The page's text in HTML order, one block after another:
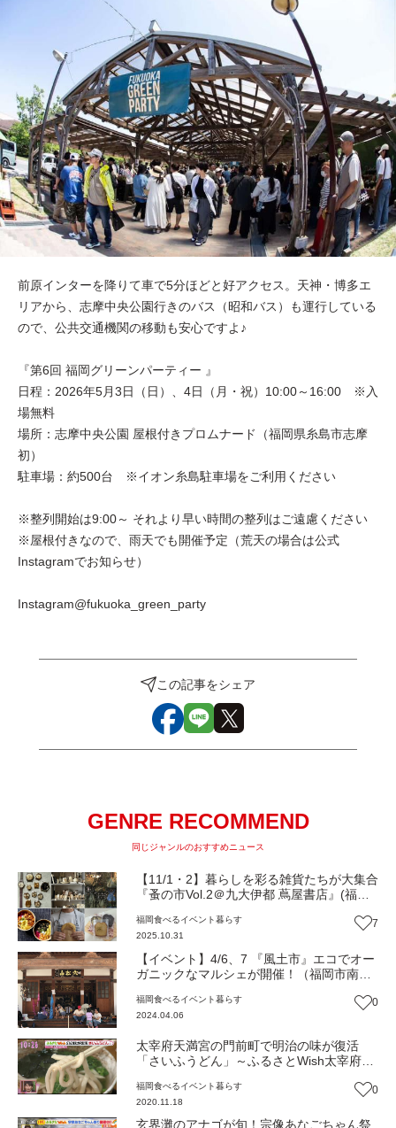
前原インターを降りて車で5分ほどと好アクセス。天神・博多エ
リアから、志摩中央公園行きのバス（昭和バス）も運行している
ので、公共交通機関の移動も安心ですよ♪
『第6回 福岡グリーンパーティー 』
日程：2026年5月3日（日）、4日（月・祝）10:00～16:00 ※入
場無料
場所：志摩中央公園 屋根付きプロムナード（福岡県糸島市志摩
初）
駐車場：約500台 ※イオン糸島駐車場をご利用ください
※整列開始は9:00～ それより早い時間の整列はご遠慮ください
※屋根付きなので、雨天でも開催予定（荒天の場合は公式
Instagramでお知らせ）
Instagram@fukuoka_green_party
この記事をシェア
GENRE RECOMMEND
同じジャンルのおすすめニュース
【11/1・2】暮らしを彩る雑貨たちが大集合
『蚤の市Vol.2＠九大伊都 蔦屋書店』(福岡
福岡食べるイベント暮らす
2025.10.31
7
【イベント】4/6、7 『風土市』エコでオー
ガニックなマルシェが開催！（福岡市南
福岡食べるイベント暮らす
2024.04.06
0
太宰府天満宮の門前町で明治の味が復活
「さいふうどん」～ふるさとWish太宰府市
福岡食べるイベント暮らす
2020.11.18
0
玄界灘のアナゴが旬！宗像あなごちゃん祭